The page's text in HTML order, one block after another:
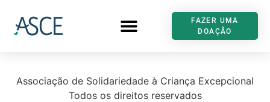
FAZER UMA
DOAÇÃO
Associação de Solidariedade à Criança Excepcional
Todos os direitos reservados